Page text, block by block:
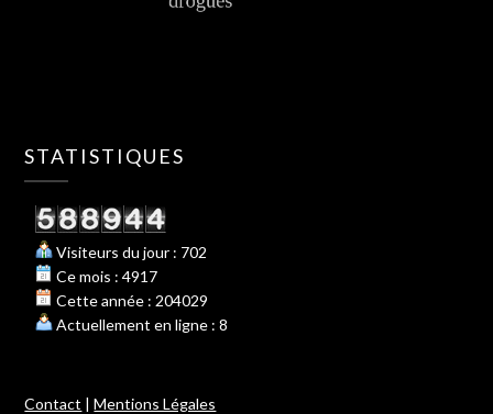
STATISTIQUES
Visiteurs du jour : 702
Ce mois : 4917
Cette année : 204029
Actuellement en ligne : 8
Contact |Mentions Légales